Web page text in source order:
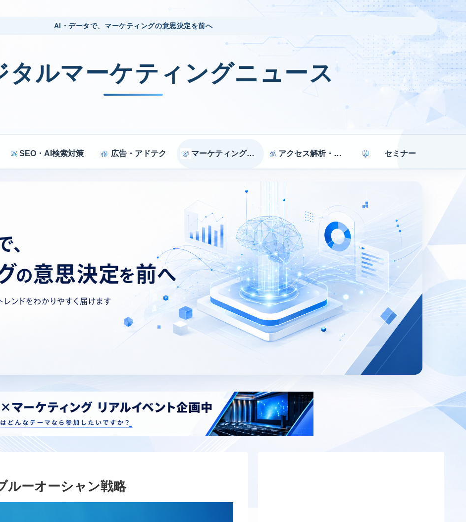
AI・データで、マーケティングの意思決定を前へ
タルマーケティングニュース
SEO・AI検索対策 広告・アドテク マーケティング戦略 アクセス解析・効果測定 セミナー
ルーオーシャン戦略